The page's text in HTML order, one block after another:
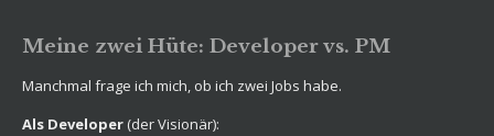
Meine zwei Hüte: Developer vs. PM
Manchmal frage ich mich, ob ich zwei Jobs habe.
Als Developer (der Visionär):